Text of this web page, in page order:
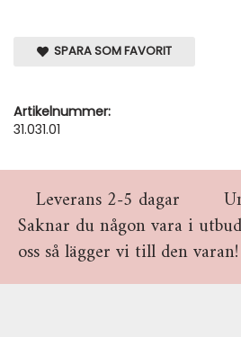
SPARA SOM FAVORIT
Artikelnummer:
31.031.01
Leverans 2-5 dagar
Saknar du någon vara i
oss så lägger vi till den varan!